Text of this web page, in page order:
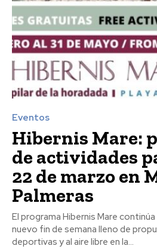
Eventos
Hibernis Mare:
de actividades
22 de marzo en
Palmeras
El programa Hibernis Mare
nuevo fin de semana lleno de
deportivas y al aire libre en la...